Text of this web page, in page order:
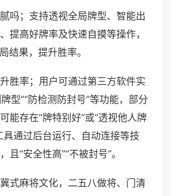
吗；支持透视全局牌型、智能出
提高好牌率及快速自摸等操作，
结果，提升胜率。
胜率；用户可通过第三方软件实
型”“防检测防封号”等功能，部分
能存在“牌特别好”或“透视他人牌
具通过后台运行、自动连接等技
且“安全性高”“不被封号”。
式麻将文化，二五八做将、门清